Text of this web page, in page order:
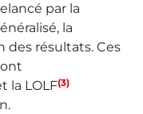
par la
la
des résultats. Ces
la LOLF(3)